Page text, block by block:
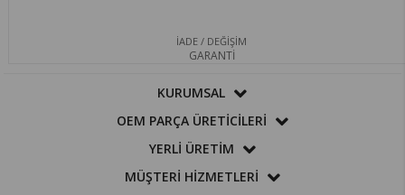
İADE / DEĞİŞİM
GARANTİ
KURUMSAL
OEM PARÇA ÜRETİCİLERİ
YERLİ ÜRETİM
MÜŞTERİ HİZMETLERİ